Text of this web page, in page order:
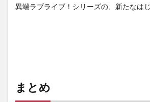
異端ラブライブ！シリーズの、新たなはじ
まとめ